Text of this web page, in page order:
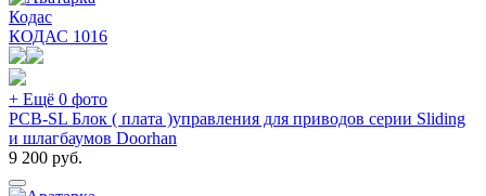
Кодас
КОДАС 1016
+ Ещё 0 фото
PCB-SL Блок ( плата )управления для приводов серии Sliding
и шлагбаумов Doorhan
9 200 руб.